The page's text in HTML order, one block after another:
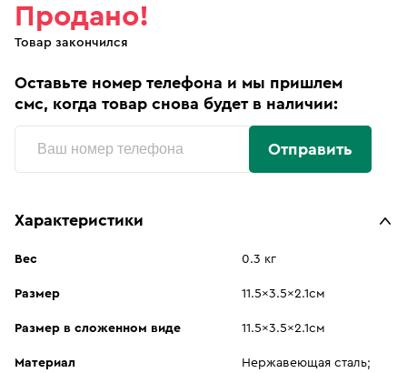
Продано!
Товар закончился
Оставьте номер телефона и мы пришлем
смс, когда товар снова будет в наличии:
Отправить
Характеристики
Вес 0.3 кг
Размер 11.5x3.5x2.1см
Размер в сложенном виде 11.5x3.5x2.1см
Материал
Нержавеющая сталь;